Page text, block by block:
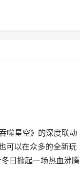
噬星空》的深度联动
可以在众多的全新玩
日掀起一场热血沸腾